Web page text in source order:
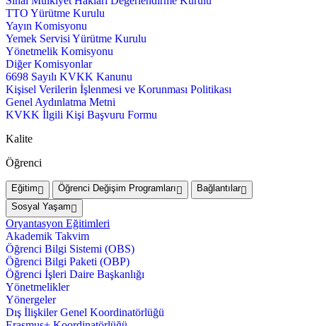
TTO Yürütme Kurulu
Yayın Komisyonu
Yemek Servisi Yürütme Kurulu
Yönetmelik Komisyonu
Diğer Komisyonlar
6698 Sayılı KVKK Kanunu
Kişisel Verilerin İşlenmesi ve Korunması Politikası
Genel Aydınlatma Metni
KVKK İlgili Kişi Başvuru Formu
Kalite
Öğrenci
Eğitim Öğrenci Değişim Programları
Bağlantılar
Sosyal Yaşam
Oryantasyon Eğitimleri
Akademik Takvim
Öğrenci Bilgi Sistemi (OBS)
Öğrenci Bilgi Paketi (OBP)
Öğrenci İşleri Daire Başkanlığı
Yönetmelikler
Yönergeler
Dış İlişkiler Genel Koordinatörlüğü